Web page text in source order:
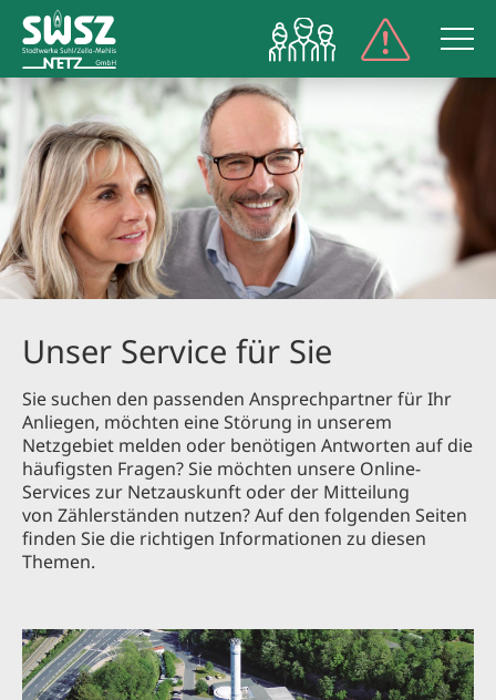
Unser Service für Sie
Sie suchen den passenden Ansprechpartner für Ihr
Anliegen, möchten eine Störung in unserem
Netzgebiet melden oder benötigen Antworten auf die
häufigsten Fragen? Sie möchten unsere Online-
Services zur Netzauskunft oder der Mitteilung
von Zählerständen nutzen? Auf den folgenden Seiten
finden Sie die richtigen Informationen zu diesen
Themen.